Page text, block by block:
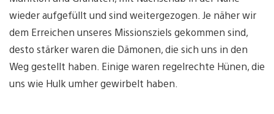
wieder aufgefüllt und sind weitergezogen. Je näher wir
dem Erreichen unseres Missionsziels gekommen sind,
desto stärker waren die Dämonen, die sich uns in den
Weg gestellt haben. Einige waren regelrechte Hünen, die
uns wie Hulk umher gewirbelt haben.